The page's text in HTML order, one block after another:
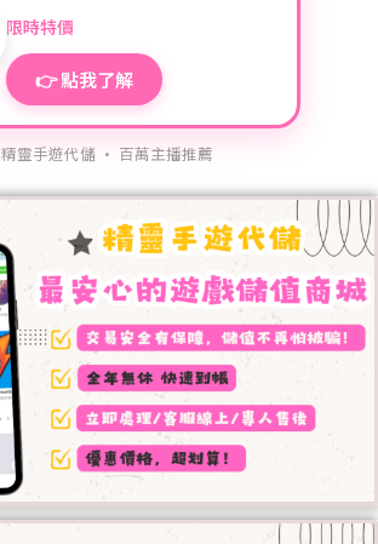
限時特價
👉 點我了解
精靈手遊代儲 · 百萬主播推薦